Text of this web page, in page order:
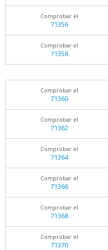
Comprobar el
71356
Comprobar el
71358
Comprobar el
71360
Comprobar el
71362
Comprobar el
71364
Comprobar el
71366
Comprobar el
71368
Comprobar el
71370